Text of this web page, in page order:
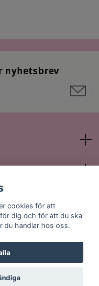
nyhetsbrev
cookies för att
dig och för att du ska
du handlar hos oss.